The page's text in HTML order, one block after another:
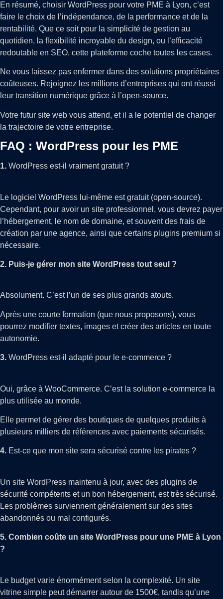
En résumé, choisir WordPress pour votre PME à Lyon, c’est
faire le choix de l’indépendance, de la performance et de la
rentabilité. Que ce soit pour la simplicité de gestion au
quotidien, la flexibilité incroyable du design, ou l’efficacité
redoutable en SEO, cette plateforme coche toutes les cases.
Ne vous laissez pas enfermer dans des solutions propriétaires
coûteuses. Rejoignez les millions d’entreprises qui ont réussi
leur transition numérique grâce à l’open-source.
Votre futur site web vous attend, et il a le potentiel de changer
la trajectoire de votre entreprise.
FAQ : WordPress pour les PME
1. WordPress est-il vraiment gratuit ?
Le logiciel WordPress lui-même est gratuit (open-source).
Cependant, pour avoir un site professionnel, vous devrez payer
l’hébergement, le nom de domaine, et souvent des frais de
création par une agence, ainsi que certains plugins premium si
nécessaire.
2. Puis-je gérer mon site WordPress tout seul ?
Absolument. C’est l’un de ses plus grands atouts.
Après une courte formation (que nous proposons), vous
pourrez modifier textes, images et créer des articles en toute
autonomie.
3. WordPress est-il adapté pour le e-commerce ?
Oui, grâce à WooCommerce. C’est la solution e-commerce la
plus utilisée au monde.
Elle permet de gérer des boutiques de quelques produits à
plusieurs milliers de références avec paiements sécurisés.
4. Est-ce que mon site sera sécurisé contre les pirates ?
Un site WordPress maintenu à jour, avec des plugins de
sécurité compétents et un bon hébergement, est très sécurisé.
Les problèmes surviennent généralement sur des sites
abandonnés ou mal configurés.
5. Combien coûte un site WordPress pour une PME à Lyon
?
Le budget varie énormément selon la complexité. Un site
vitrine simple peut démarrer autour de 1500€, tandis qu’une